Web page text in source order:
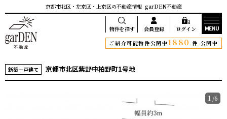
京都市北区・左京区・上京区の不動産情報 garDEN不動産
物件を探す 会員登録 ログイン
MENU
ご紹介可能物件公開中1880 件 公開中
新築一戸建て 京都市北区紫野中柏野町1号地
1 /6